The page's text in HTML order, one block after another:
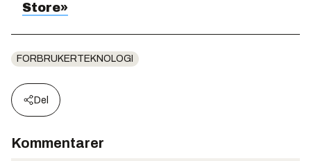
Store»
FORBRUKERTEKNOLOGI
Del
Kommentarer